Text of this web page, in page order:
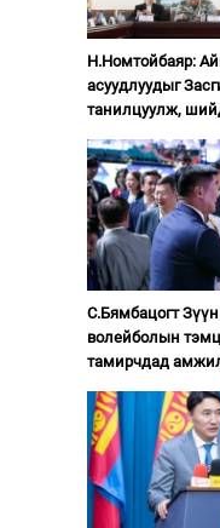
Н.Номтойбаяр:
асуудлуудыг
танилцуулж,
С.Бямбацогт
волейболын
тамирчдад